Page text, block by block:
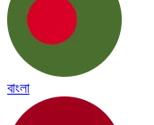
বাংলা